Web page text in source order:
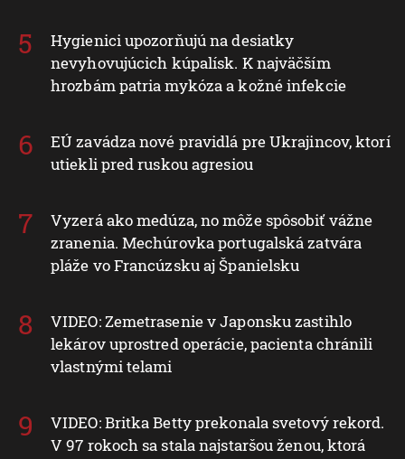
Hygienici upozorňujú na desiatky
nevyhovujúcich kúpalísk. K najväčším
hrozbám patria mykóza a kožné infekcie
EÚ zavádza nové pravidlá pre Ukrajincov, ktorí
utiekli pred ruskou agresiou
Vyzerá ako medúza, no môže spôsobiť vážne
zranenia. Mechúrovka portugalská zatvára
pláže vo Francúzsku aj Španielsku
VIDEO: Zemetrasenie v Japonsku zastihlo
lekárov uprostred operácie, pacienta chránili
vlastnými telami
VIDEO: Britka Betty prekonala svetový rekord.
V 97 rokoch sa stala najstaršou ženou, ktorá